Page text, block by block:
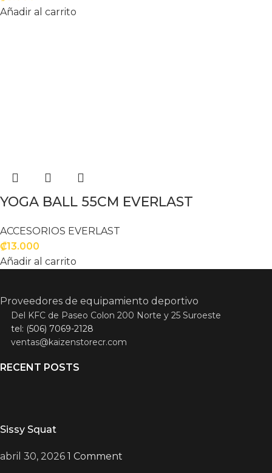
Añadir al carrito
YOGA BALL 55CM EVERLAST
ACCESORIOS EVERLAST
₡13.000
Añadir al carrito
Proveedores de equipamiento deportivo
Del KFC de Paseo Colon 200 Norte y 25 Suroeste
tel: (506) 7069-2128
ventas@kaizenstorecr.com
RECENT POSTS
Sissy Squat
abril 30, 2026 1 Comment